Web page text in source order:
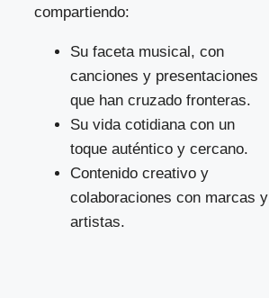
compartiendo:
Su faceta musical, con
canciones y presentaciones
que han cruzado fronteras.
Su vida cotidiana con un
toque auténtico y cercano.
Contenido creativo y
colaboraciones con marcas y
artistas.